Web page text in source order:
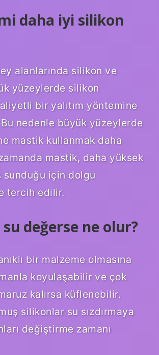
daha iyi silikon
alanlarında silikon ve
yüzeylerde silikon
bir yalıtım yöntemine
nedenle büyük yüzeylerde
mastik kullanmak daha
mastik, daha yüksek
sunduğu için dolgu
tercih edilir.
değerse ne olur?
bir malzeme olmasına
koyulaşabilir ve çok
kalırsa küflenebilir.
silikonlar su sızdırmaya
değiştirme zamanı